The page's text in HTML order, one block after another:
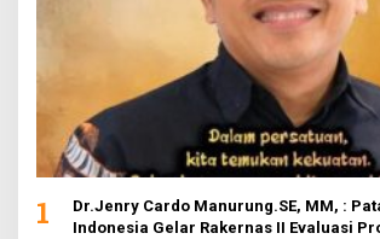
1
Dr.Jenry Cardo Manurung.SE, MM, :
Indonesia Gelar Rakernas II Evaluasi